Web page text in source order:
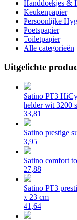
Handdoekjes &
Keukenpapier
Persoonlijke
Poetspapier
Toiletpapier
Alle categorieën
Uitgelichte
Satino PT3
helder wit 3200
33,81
Satino prestige
3,95
Satino comfort
27,88
Satino PT3
x 23 cm
41,64